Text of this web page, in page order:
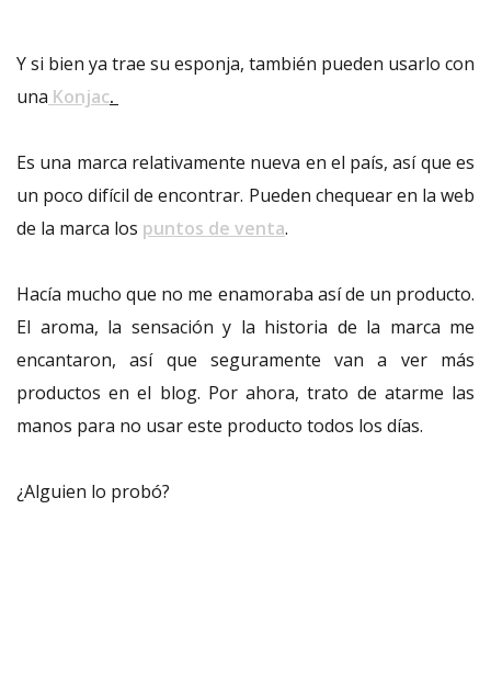
Y si bien ya trae su esponja, también pueden usarlo con
una Konjac.
Es una marca relativamente nueva en el país, así que es
un poco difícil de encontrar. Pueden chequear en la web
de la marca los puntos de venta.
Hacía mucho que no me enamoraba así de un producto.
El aroma, la sensación y la historia de la marca me
encantaron, así que seguramente van a ver más
productos en el blog. Por ahora, trato de atarme las
manos para no usar este producto todos los días.
¿Alguien lo probó?